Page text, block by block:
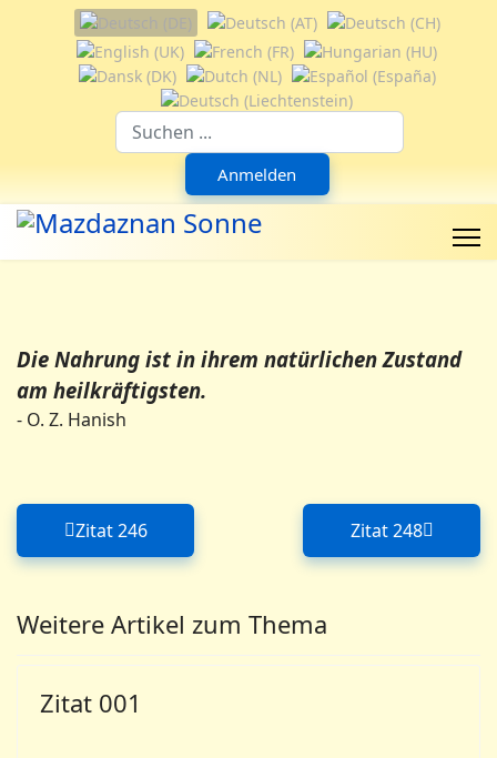
Sprache auswählen
Anmelden
Die Nahrung ist in ihrem natürlichen Zustand
am heilkräftigsten.
- O. Z. Hanish
Vorheriger Beitrag: Zitat 246
Zitat 246 Nächster
Zitat 248
Weitere Artikel zum Thema
Zitat 001